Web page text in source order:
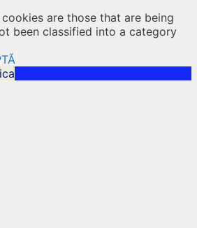
are those that are being
been classified into a category